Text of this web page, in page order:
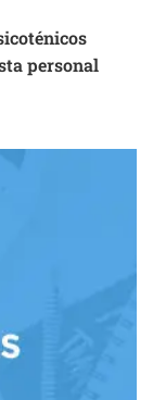
personal